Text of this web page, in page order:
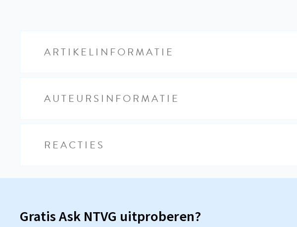
ARTIKELINFORMATIE
AUTEURSINFORMATIE
REACTIES
Gratis Ask NTVG uitproberen?